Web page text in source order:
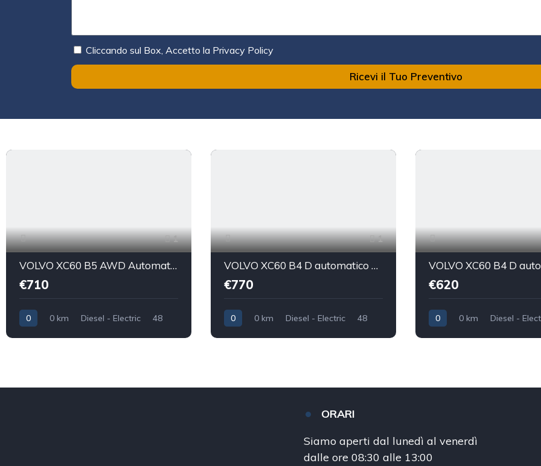
Cliccando sul Box, Accetto la Privacy Policy
Ricevi il Tuo Preventivo
1
VOLVO XC60 B5 AWD Automatico Core Sport Utility Vehicle 5-Door (Euro 6D)
€710
0 0 km Diesel - Electric
48
1
VOLVO XC60 B4 D automatico Plus Dark Sport utility vehicle 5-door (Euro 6D)
€770
0 0 km Diesel - Electric
48
€620
0 0 km
Diesel -
ORARI
Siamo aperti dal lunedì al venerdì
dalle ore 08:30 alle 13:00